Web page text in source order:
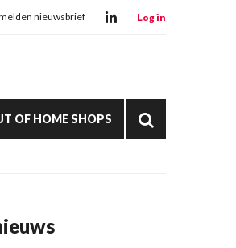
nieuwsbrief Log in
OF HOME SHOPS